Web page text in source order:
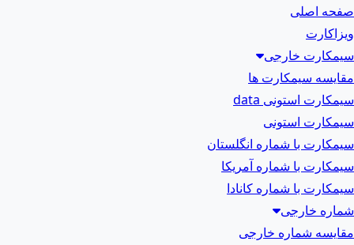
صفحه اصلی
ویزاکارت
سیمکارت خارجی
مقایسه سیمکارت ها
سیمکارت استونی data
سیمکارت استونی
سیمکارت با شماره انگلستان
سیمکارت با شماره آمریکا
سیمکارت با شماره کانادا
شماره خارجی
مقایسه شماره خارجی